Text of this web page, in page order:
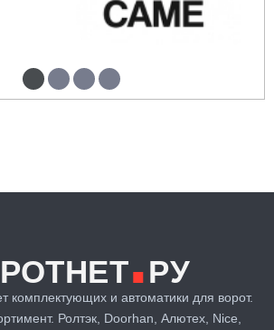
.РУ
комплектующих и автоматики для ворот.
Ролтэк, Doorhan, Алютех, Nice,